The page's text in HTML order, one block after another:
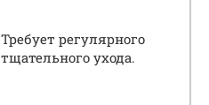
Требует регулярного
тщательного ухода.